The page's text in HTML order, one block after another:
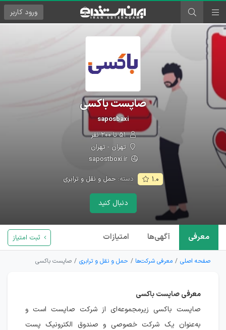
ورود کاربر
صاپست باکسی
saposbaxi
۵۱ تا ۲۰۰ نفر
تهران - تهران
sapostboxi.ir
۱.۰ دسته: حمل و نقل و ترابری
دنبال کنید
معرفی آگهی‌ها امتیازات ثبت امتیاز
صفحه اصلی معرفی شرکت‌ها حمل و نقل و ترابری صاپست باکسی
معرفی صاپست باکسی
صاپست باکسی زیرمجموعه‌ای از شرکت صاپست است و
به‌عنوان یک شرکت خصوصی و صندوق الکترونیک پست